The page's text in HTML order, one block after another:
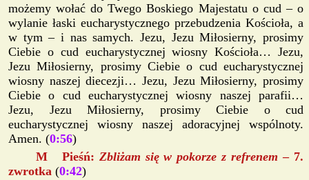
możemy wołać do Twego Boskiego Majestatu o cud – o
wylanie łaski eucharystycznego przebudzenia Kościoła, a
w tym – i nas samych. Jezu, Jezu Miłosierny, prosimy
Ciebie o cud eucharystycznej wiosny Kościoła… Jezu,
Jezu Miłosierny, prosimy Ciebie o cud eucharystycznej
wiosny naszej diecezji… Jezu, Jezu Miłosierny, prosimy
Ciebie o cud eucharystycznej wiosny naszej parafii…
Jezu, Jezu Miłosierny, prosimy Ciebie o cud
eucharystycznej wiosny naszej adoracyjnej wspólnoty.
Amen. (0:56)
M Pieśń: Zbliżam się w pokorze z refrenem– 7.
zwrotka (0:42)